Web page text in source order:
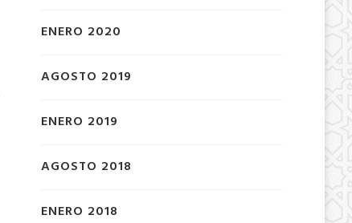
ENERO 2020
AGOSTO 2019
ENERO 2019
AGOSTO 2018
ENERO 2018